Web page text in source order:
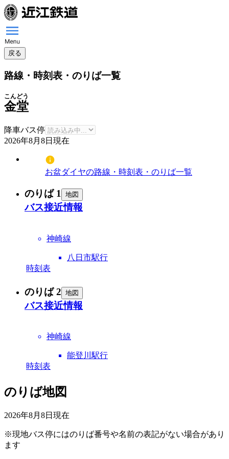
戻る
路線・時刻表・のりば一覧
金堂
こんどう
降車バス停
2026年8月8日 現在
お盆ダイヤの路線・時刻表・のりば一覧
のりば 1 地図
バス接近情報
神崎線
八日市駅行
時刻表
のりば 2 地図
バス接近情報
神崎線
能登川駅行
時刻表
のりば地図
2026年8月8日 現在
※現地バス停にはのりば番号や名前の表記がない場合があり
ます